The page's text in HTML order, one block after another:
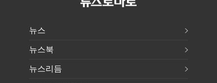
뉴스
뉴스북
뉴스리듬